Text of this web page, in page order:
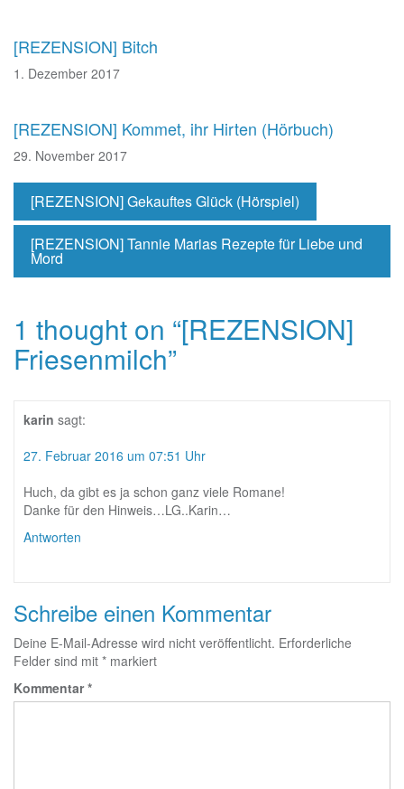
[REZENSION] Bitch
1. Dezember 2017
[REZENSION] Kommet, ihr Hirten (Hörbuch)
29. November 2017
[REZENSION] Gekauftes Glück (Hörspiel)
[REZENSION] Tannie Marias Rezepte für Liebe und
Mord
1 thought on “[REZENSION]
Friesenmilch”
karin sagt:
27. Februar 2016 um 07:51 Uhr
Huch, da gibt es ja schon ganz viele Romane!
Danke für den Hinweis…LG..Karin…
Antworten
Schreibe einen Kommentar
Deine E-Mail-Adresse wird nicht veröffentlicht. Erforderliche
Felder sind mit * markiert
Kommentar*